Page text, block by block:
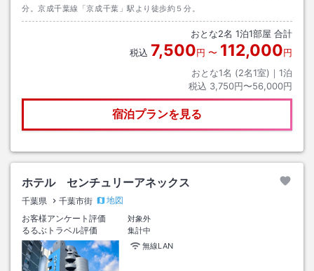
分。京成千葉線「京成千葉」駅より徒歩約５分。
おとな2名 1泊1部屋 合計
税込 7,500円 〜 112,000円
おとな1名 (2名1室)｜ 1泊
税込 3,750円〜56,000円
宿泊プランを見る
ホテル センチュリーアネックス
千葉県 千葉市街
地図
お客様アンケート評価
対象外
るるぶトラベル評価
集計中
無線LAN